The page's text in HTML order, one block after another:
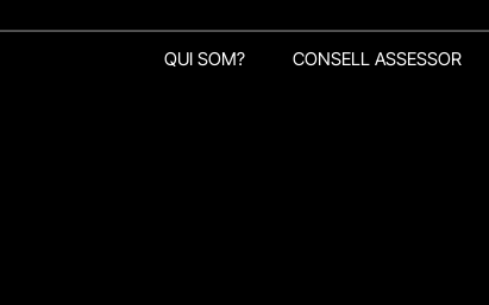
QUI SOM? CONSELL ASSESSOR